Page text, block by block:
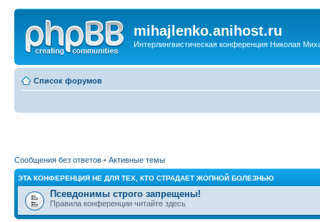
mihajlenko.anihost.ru
Интерлингвистическая конференция Николая
Список форумов
Сообщения без ответов • Активные темы
ЭТА КОНФЕРЕНЦИЯ НЕ ДЛЯ ТЕХ, КТО СТРАДАЕТ ЖОПНОЙ БОЛЕЗНЬЮ
Псевдонимы строго запрещены!
Правила конференции читайте здесь